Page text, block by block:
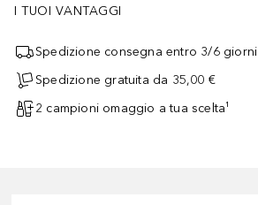
I TUOI VANTAGGI
Spedizione consegna entro 3/6 giorni
Spedizione gratuita da 35,00 €
2 campioni omaggio a tua scelta¹